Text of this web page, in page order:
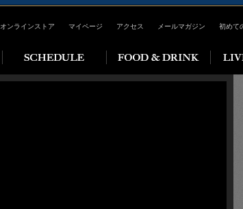
オンラインストア マイページ アクセス メールマガジン 初めて